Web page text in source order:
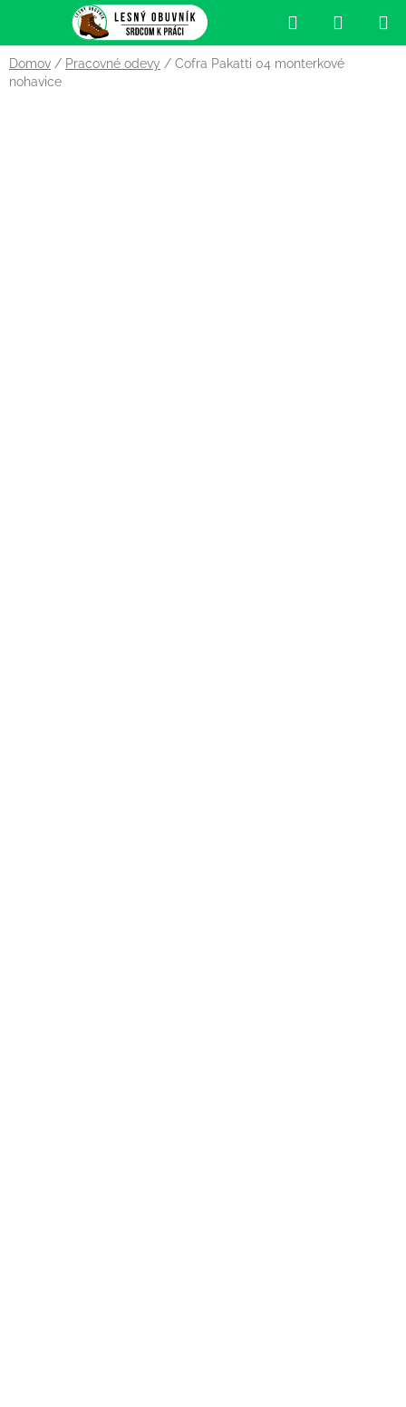
obsah
Hľadať
KOŠÍK
Domov / Pracovné odevy / Cofra Pakatti 04 monterkové
nohavice